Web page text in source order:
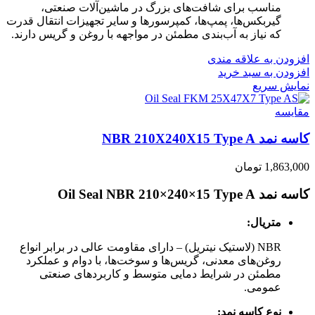
مناسب برای شافت‌های بزرگ در ماشین‌آلات صنعتی،
گیربکس‌ها، پمپ‌ها، کمپرسورها و سایر تجهیزات انتقال قدرت
که نیاز به آب‌بندی مطمئن در مواجهه با روغن و گریس دارند.
افزودن به علاقه مندی
افزودن به سبد خرید
نمایش سریع
مقايسه
کاسه نمد NBR 210X240X15 Type A
1,863,000 تومان
کاسه نمد Oil Seal NBR 210×240×15 Type A
متریال:
NBR (لاستیک نیتریل) – دارای مقاومت عالی در برابر انواع
روغن‌های معدنی، گریس‌ها و سوخت‌ها، با دوام و عملکرد
مطمئن در شرایط دمایی متوسط و کاربردهای صنعتی
عمومی.
نوع کاسه نمد: